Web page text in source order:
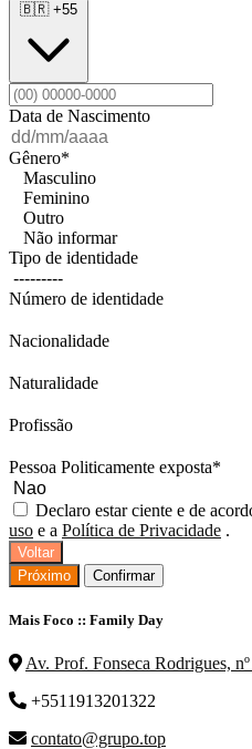
🇧🇷 +55
Data de Nascimento
Gênero*
Masculino
Feminino
Outro
Não informar
Tipo de identidade
Número de identidade
Nacionalidade
Naturalidade
Profissão
Pessoa Politicamente exposta*
Declaro estar ciente e de
uso e a Política de Privacidade .
Voltar
Próximo
Confirmar
Mais Foco :: Family Day
Av. Prof. Fonseca Rodrigues,
+5511913201322
contato@grupo.top